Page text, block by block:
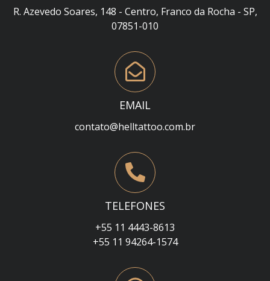
R. Azevedo Soares, 148 - Centro, Franco da Rocha - SP,
07851-010
EMAIL
contato@helltattoo.com.br
TELEFONES
+55 11 4443-8613
+55 11 94264-1574